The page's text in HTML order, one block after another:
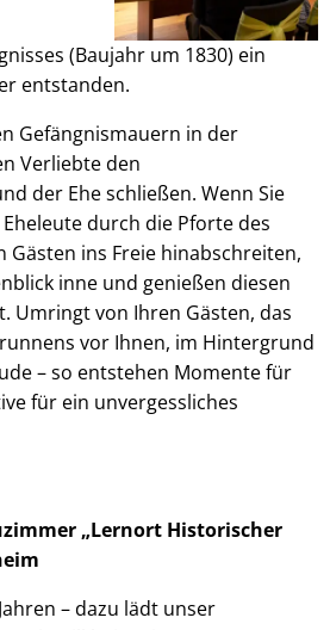
(Baujahr um 1830) ein
entstanden.
Gefängnismauern in der
Verliebte den
der Ehe schließen. Wenn Sie
durch die Pforte des
Gästen ins Freie hinabschreiten,
inne und genießen diesen
Umringt von Ihren Gästen, das
vor Ihnen, im Hintergrund
– so entstehen Momente für
für ein unvergessliches
„Lernort Historischer
– dazu lädt unser